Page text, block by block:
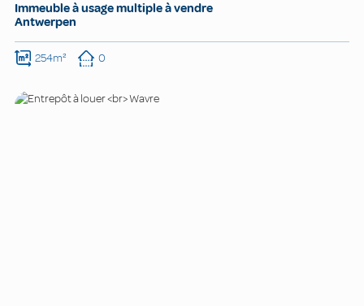
Immeuble à usage multiple à vendre
Antwerpen
254m² 0